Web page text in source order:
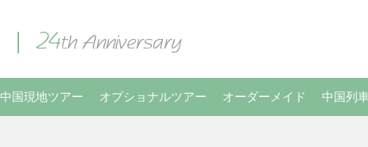
中国現地ツアー オプショナルツアー オーダーメイド 中国列